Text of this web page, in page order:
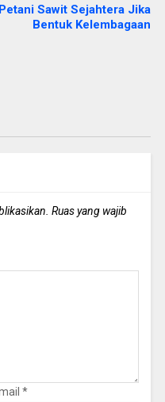
Petani Sawit Sejahtera Jika
Bentuk Kelembagaan
Ruas yang wajib
*